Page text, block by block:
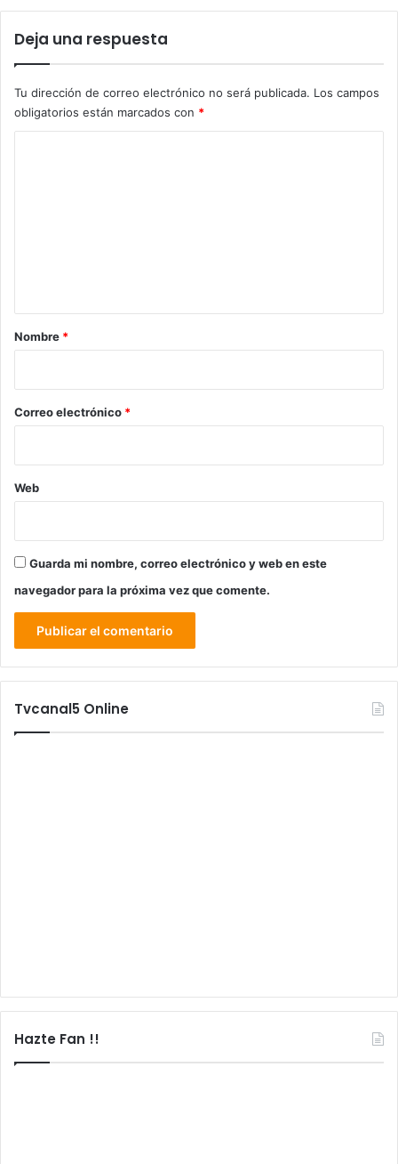
Deja una respuesta
Tu dirección de correo electrónico no será publicada. Los campos
obligatorios están marcados con *
r
*
Nombre *
Correo electrónico *
Web
Guarda mi nombre, correo electrónico y web en este
navegador para la próxima vez que comente.
Tvcanal5 Online
Hazte Fan !!